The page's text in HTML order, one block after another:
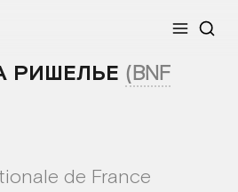
Меню
РИШЕЛЬЕ (BNF
de France